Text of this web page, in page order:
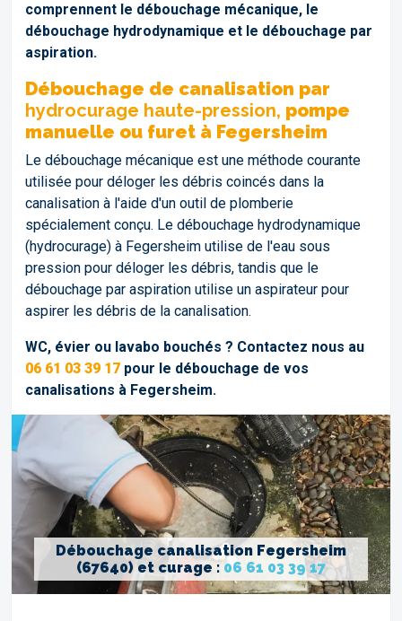
comprennent le débouchage mécanique, le
débouchage hydrodynamique et le débouchage par
aspiration.
Débouchage de canalisation par
hydrocurage haute-pression, pompe
manuelle ou furet à Fegersheim
Le débouchage mécanique est une méthode courante
utilisée pour déloger les débris coincés dans la
canalisation à l'aide d'un outil de plomberie
spécialement conçu. Le débouchage hydrodynamique
(hydrocurage) à Fegersheim utilise de l'eau sous
pression pour déloger les débris, tandis que le
débouchage par aspiration utilise un aspirateur pour
aspirer les débris de la canalisation.
WC, évier ou lavabo bouchés ? Contactez nous au
06 61 03 39 17 pour le débouchage de vos
canalisations à Fegersheim.
Débouchage canalisation Fegersheim
(67640) et curage : 06 61 03 39 17